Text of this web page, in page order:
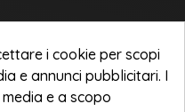
i cookie per scopi
e annunci pubblicitari. I
e a scopo